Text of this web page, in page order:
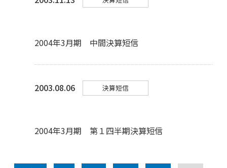
2004年3月期 中間決算短信
2003.08.06 決算短信
2004年3月期 第１四半期決算短信